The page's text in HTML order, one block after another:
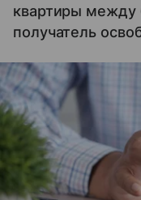
квартиры между
получатель